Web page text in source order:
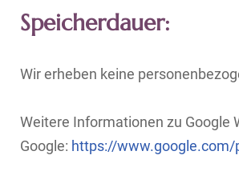
Speicherdauer:
Wir erheben keine
Weitere Informationen zu Google
Google: https://